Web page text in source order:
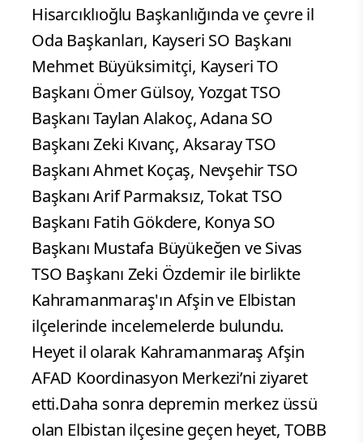
Hisarcıklıoğlu Başkanlığında ve çevre il
Oda Başkanları, Kayseri SO Başkanı
Mehmet Büyüksimitçi, Kayseri TO
Başkanı Ömer Gülsoy, Yozgat TSO
Başkanı Taylan Alakoç, Adana SO
Başkanı Zeki Kıvanç, Aksaray TSO
Başkanı Ahmet Koçaş, Nevşehir TSO
Başkanı Arif Parmaksız, Tokat TSO
Başkanı Fatih Gökdere, Konya SO
Başkanı Mustafa Büyükeğen ve Sivas
TSO Başkanı Zeki Özdemir ile birlikte
Kahramanmaraş'ın Afşin ve Elbistan
ilçelerinde incelemelerde bulundu.
Heyet il olarak Kahramanmaraş Afşin
AFAD Koordinasyon Merkezi’ni ziyaret
etti.​ Daha sonra depremin merkez üssü
olan Elbistan ilçesine geçen heyet, TOBB